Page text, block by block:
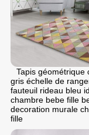
Tapis géométrique
gris échelle de
fauteuil rideau bleu
chambre bebe fille
decoration murale
fille